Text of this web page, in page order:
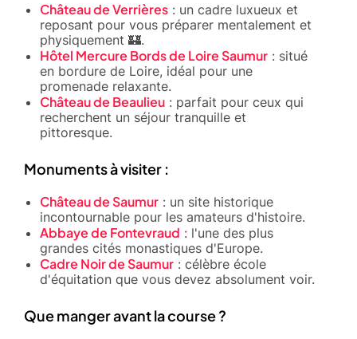
Château de Verrières : un cadre luxueux et
reposant pour vous préparer mentalement et
physiquement 🏰.
Hôtel Mercure Bords de Loire Saumur : situé
en bordure de Loire, idéal pour une
promenade relaxante.
Château de Beaulieu : parfait pour ceux qui
recherchent un séjour tranquille et
pittoresque.
Monuments à visiter :
Château de Saumur : un site historique
incontournable pour les amateurs d'histoire.
Abbaye de Fontevraud : l'une des plus
grandes cités monastiques d'Europe.
Cadre Noir de Saumur : célèbre école
d'équitation que vous devez absolument voir.
Que manger avant la course ?